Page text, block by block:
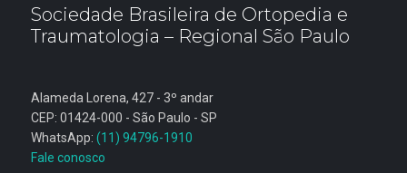
Sociedade Brasileira de Ortopedia e
Traumatologia – Regional São Paulo
Alameda Lorena, 427 - 3º andar
CEP: 01424-000 - São Paulo - SP
WhatsApp: (11) 94796-1910
Fale conosco